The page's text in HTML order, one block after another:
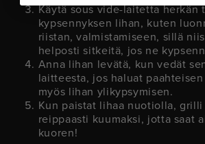
Käytä sous vide-laitetta herkän
kypsennyksen lihan, kuten
riistan, valmistamiseen, sillä
helposti sitkeitä, jos ne
Anna lihan levätä, kun vedät
laitteesta, jos haluat
myös lihan ylikypsymisen.
Kun paistat lihaa nuotiolla, grilli
reippaasti kuumaksi, jotta saat
kuoren!